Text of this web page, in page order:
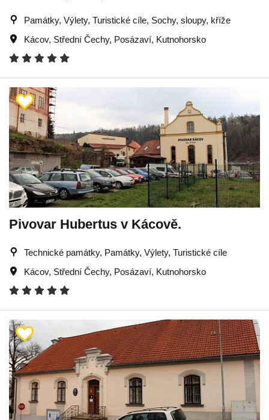
Památky, Výlety, Turistické cíle, Sochy, sloupy, kříže
Kácov, Střední Čechy, Posázaví, Kutnohorsko
Pivovar Hubertus v Kácově.
Technické památky, Památky, Výlety, Turistické cíle
Kácov, Střední Čechy, Posázaví, Kutnohorsko